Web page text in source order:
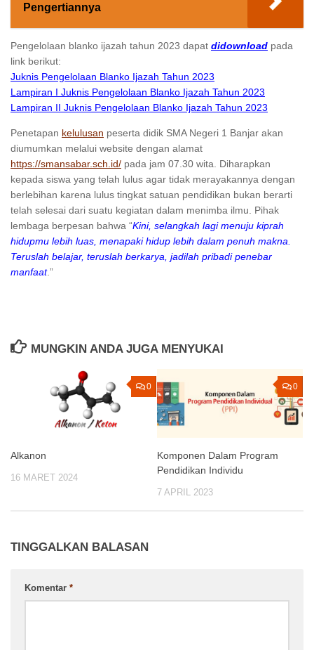
Pengertiannya
Pengelolaan blanko ijazah tahun 2023 dapat didownload pada
link berikut:
Juknis Pengelolaan Blanko Ijazah Tahun 2023
Lampiran I Juknis Pengelolaan Blanko Ijazah Tahun 2023
Lampiran II Juknis Pengelolaan Blanko Ijazah Tahun 2023
Penetapan kelulusan peserta didik SMA Negeri 1 Banjar akan
diumumkan melalui website dengan alamat
https://smansabar.sch.id/ pada jam 07.30 wita. Diharapkan
kepada siswa yang telah lulus agar tidak merayakannya dengan
berlebihan karena lulus tingkat satuan pendidikan bukan berarti
telah selesai dari suatu kegiatan dalam menimba ilmu. Pihak
lembaga berpesan bahwa “Kini, selangkah lagi menuju kiprah
hidupmu lebih luas, menapaki hidup lebih dalam penuh makna.
Teruslah belajar, teruslah berkarya, jadilah pribadi penebar
manfaat.”
MUNGKIN ANDA JUGA MENYUKAI
0
Alkanon
16 MARET 2024
0
Komponen Dalam Program
Pendidikan Individu
7 APRIL 2023
TINGGALKAN BALASAN
Komentar *